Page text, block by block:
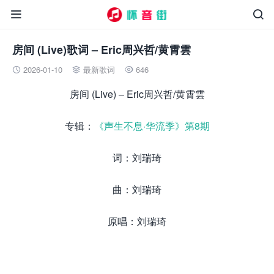


房间 (Live)歌词 – Eric周兴哲/黄霄雲
 2026-01-10  最新歌词  646
房间 (Live) – Eric周兴哲/黄霄雲
专辑： 《声生不息·华流季》第8期
词：刘瑞琦
曲：刘瑞琦
原唱：刘瑞琦